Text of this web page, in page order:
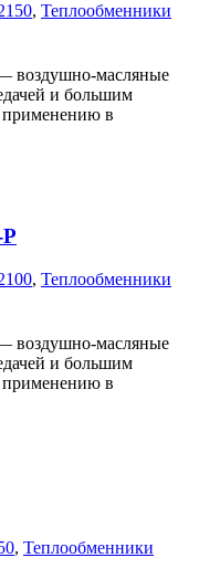
, Теплообменники
воздушно-масляные
и большим
применению в
, Теплообменники
воздушно-масляные
и большим
применению в
, Теплообменники